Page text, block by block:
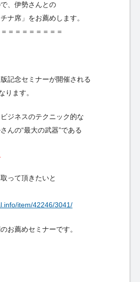
、伊勢さんとの
ナ席」をお薦めします。
＝＝＝＝＝＝＝＝
記念セミナーが開催される
ります。
ジネスのテクニック的な
んの“最大の武器”である
って頂きたいと
item/42246/3041/
お薦めセミナーです。